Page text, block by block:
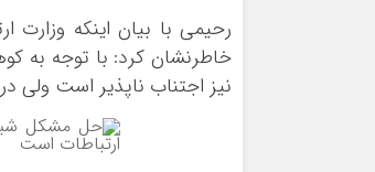
رحیمی با بیان اینکه
خاطرنشان کرد: با توجه به
نیز اجتناب ناپذیر است